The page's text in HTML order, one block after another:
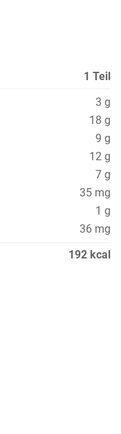
1 Teil
3 g
18 g
9 g
12 g
7 g
35 mg
1 g
36 mg
192 kcal